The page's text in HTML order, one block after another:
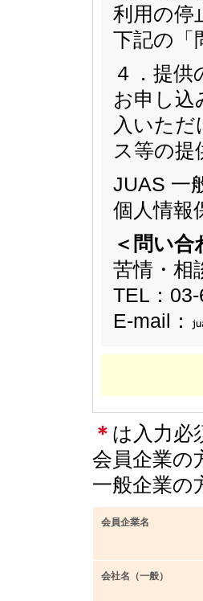
利用の停
下記の「
４．提供
お申し込
入いた
ス等の
JUAS 一
個人情
＜問い合
苦情・
TEL：
E-mail：
＊ は入力必
会員企業の
一般企業の
会員企業名
会社名（一般）